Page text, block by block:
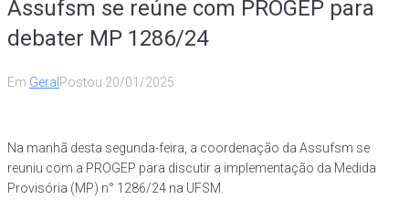
Assufsm se reúne com PROGEP para
debater MP 1286/24
Em Geral Postou 20/01/2025
Na manhã desta segunda-feira, a coordenação da Assufsm se
reuniu com a PROGEP para discutir a implementação da Medida
Provisória (MP) n° 1286/24 na UFSM.